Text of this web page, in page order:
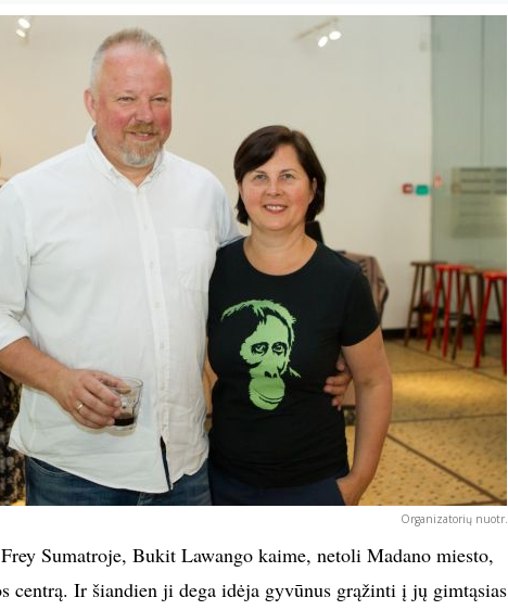
Organizatorių nuotr.
Sumatroje, Bukit Lawango kaime, netoli Madano miesto,
centrą. Ir šiandien ji dega idėja gyvūnus grąžinti į jų gimtąsias